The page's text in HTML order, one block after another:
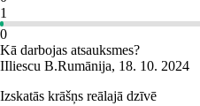
1
0
Kā darbojas atsauksmes?
IIliescu B.Rumānija, 18. 10. 2024
Izskatās krāšņs reālajā dzīvē